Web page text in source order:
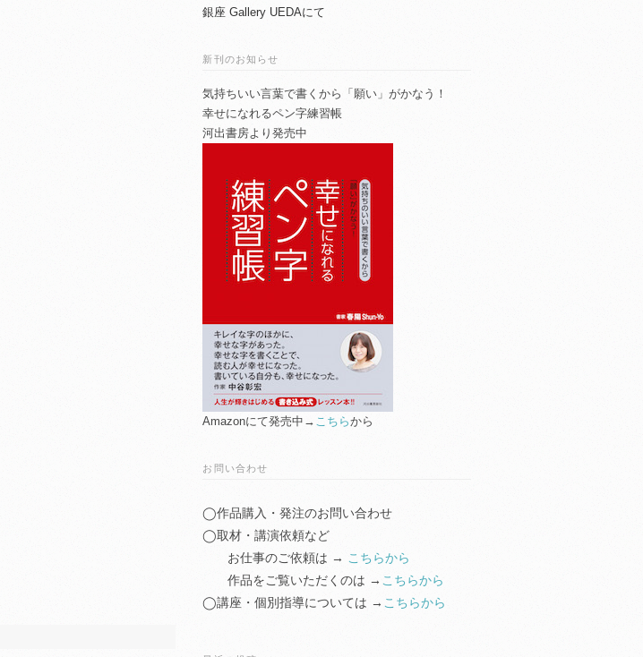
銀座 Gallery UEDAにて
新刊のお知らせ
気持ちいい言葉で書くから「願い」がかなう！
幸せになれるペン字練習帳
河出書房より発売中
Amazonにて発売中→ こちらから
お問い合わせ
◯作品購入・発注のお問い合わせ
◯取材・講演依頼など
お仕事のご依頼は → こちらから
作品をご覧いただくのは → こちらから
◯講座・個別指導については → こちらから